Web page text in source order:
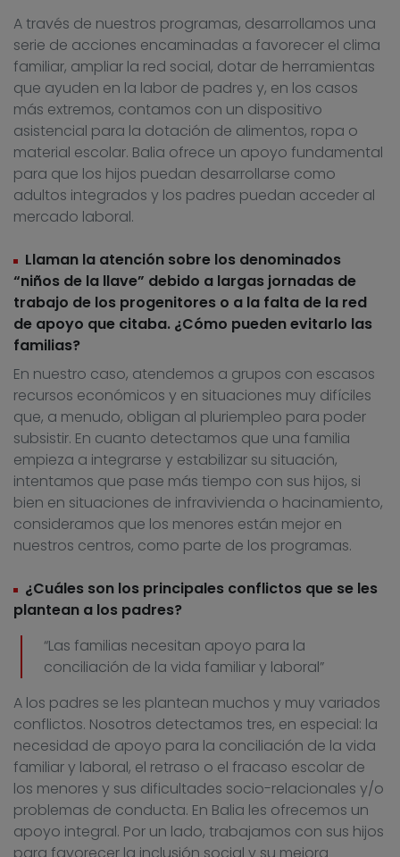
A través de nuestros programas, desarrollamos una
serie de acciones encaminadas a favorecer el clima
familiar, ampliar la red social, dotar de herramientas
que ayuden en la labor de padres y, en los casos
más extremos, contamos con un dispositivo
asistencial para la dotación de alimentos, ropa o
material escolar. Balia ofrece un apoyo fundamental
para que los hijos puedan desarrollarse como
adultos integrados y los padres puedan acceder al
mercado laboral.
Llaman la atención sobre los denominados
“niños de la llave” debido a largas jornadas de
trabajo de los progenitores o a la falta de la red
de apoyo que citaba. ¿Cómo pueden evitarlo las
familias?
En nuestro caso, atendemos a grupos con escasos
recursos económicos y en situaciones muy difíciles
que, a menudo, obligan al pluriempleo para poder
subsistir. En cuanto detectamos que una familia
empieza a integrarse y estabilizar su situación,
intentamos que pase más tiempo con sus hijos, si
bien en situaciones de infravivienda o hacinamiento,
consideramos que los menores están mejor en
nuestros centros, como parte de los programas.
¿Cuáles son los principales conflictos que se les
plantean a los padres?
“Las familias necesitan apoyo para la
conciliación de la vida familiar y laboral”
A los padres se les plantean muchos y muy variados
conflictos. Nosotros detectamos tres, en especial: la
necesidad de apoyo para la conciliación de la vida
familiar y laboral, el retraso o el fracaso escolar de
los menores y sus dificultades socio-relacionales y/o
problemas de conducta. En Balia les ofrecemos un
apoyo integral. Por un lado, trabajamos con sus hijos